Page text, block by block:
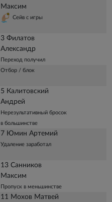
Максим
Сейв с игры
3 Филатов
Александр
Переход получил
Отбор / блок
5 Калитовский
Андрей
Нерезультативный бросок
в большинстве
7 Юмин Артемий
Удаление заработал
13 Санников
Максим
Пропуск в меньшинстве
11 Мохов Матвей